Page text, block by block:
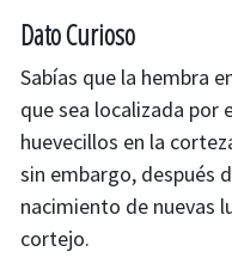
Dato Curioso
Sabías que la hembra
que sea localizada por
huevecillos en la
sin embargo, después
nacimiento de nuevas
cortejo.